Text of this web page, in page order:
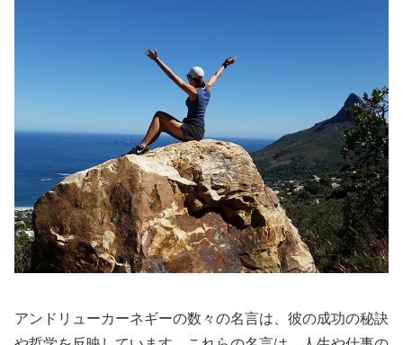
アンドリューカーネギーの数々の名言は、彼の成功の秘訣